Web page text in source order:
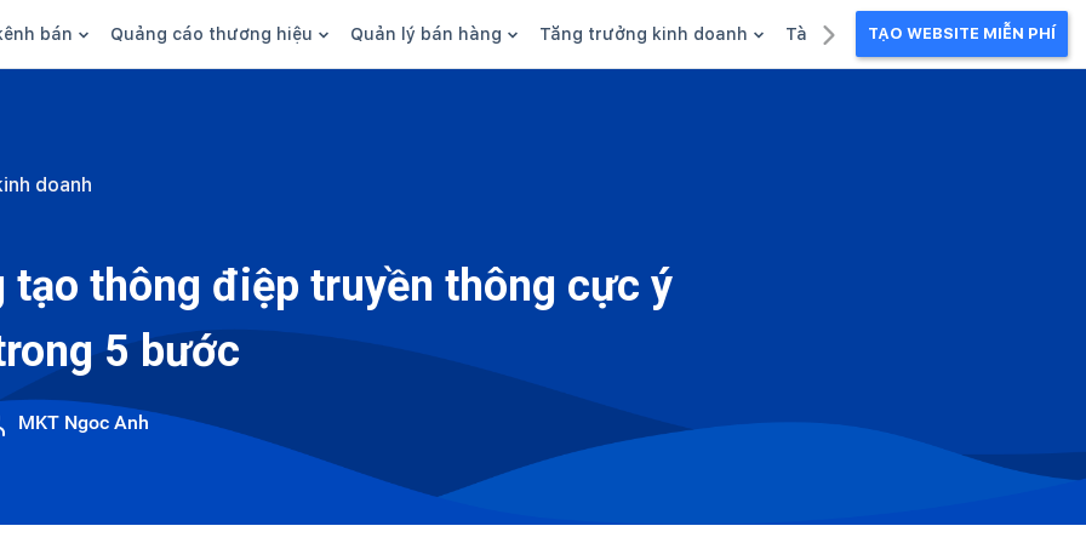
bán
social
sàn
Quảng cáo thương hiệu
Thương hiệu/Brand
Quản lý bán hàng
Tài chính
Nhân viên
Tăng trưởng kinh doanh Tài liệu kinh doanhTẠO WEBSITE MIỄN PHÍ
doanh
tạo thông điệp truyền thông cực ý
5 bước
MKT Ngoc Anh